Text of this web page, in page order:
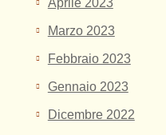
Aprile 2023
Marzo 2023
Febbraio 2023
Gennaio 2023
Dicembre 2022